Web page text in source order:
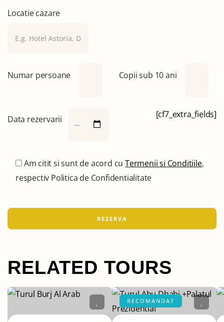
Locatie cazare
Numar persoane Copii sub 10 ani
Data rezervarii [cf7_extra_fields]
Am citit si sunt de acord cuTermenii si Conditiile,
respectiv Politica de Confidentialitate
RELATED TOURS
RECOMANDAT